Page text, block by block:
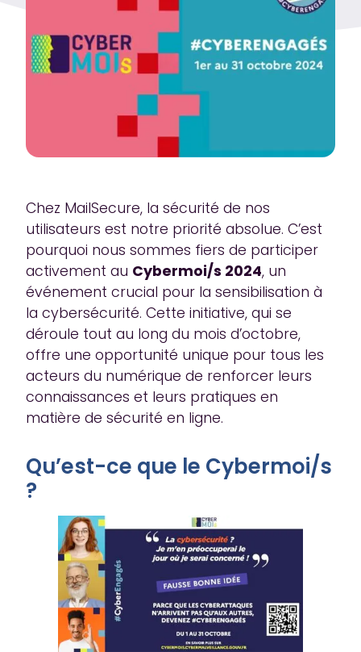
Chez MailSecure, la sécurité de nos
utilisateurs est notre priorité absolue. C’est
pourquoi nous sommes fiers de participer
activement au Cybermoi/s 2024, un
événement crucial pour la sensibilisation à
la cybersécurité. Cette initiative, qui se
déroule tout au long du mois d’octobre,
offre une opportunité unique pour tous les
acteurs du numérique de renforcer leurs
connaissances et leurs pratiques en
matière de sécurité en ligne.
Qu’est-ce que le Cybermoi/s
?